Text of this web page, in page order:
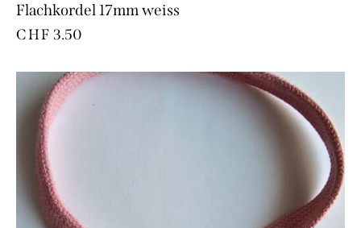
Flachkordel 17mm weiss
CHF 3.50